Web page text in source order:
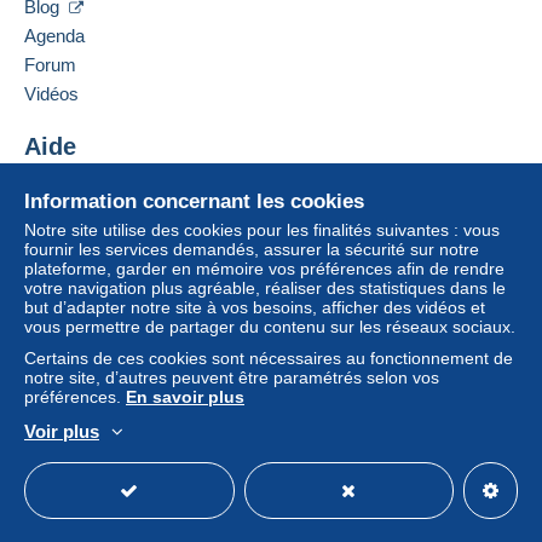
Un paiement ne passant pas par
paiement integré au site
vendeur à l’acheteur. Un achat non payé peut
entraîner des conséquences au niveau du compte
Si les conditions de vente du vendeur comportent
considérer comme nulles et non avenues. Les
conditions de paiement du site Delcampe, telles
que définies dans lesconditions d’utilisation , sont
les seules applicables.
Les achats doivent être payés dans les 14 jours
vendeur.
Garantie :
Droit de rétractation
l’acheteur.
Pour connaître les délais de retour et de
remboursement du lot, consultez les
conditions
Ajouter ce vendeur aux favoris
Information concernant les cookies
Notre site utilise des cookies pour les finalités suivantes : vous
fournir les services demandés, assurer la sécurité sur notre
plateforme, garder en mémoire vos préférences afin de rendre
votre navigation plus agréable, réaliser des statistiques dans le
but d’adapter notre site à vos besoins, afficher des vidéos et
vous permettre de partager du contenu sur les réseaux sociaux.
Certains de ces cookies sont nécessaires au fonctionnement de
notre site, d’autres peuvent être paramétrés selon vos
préférences. En savoir plus
Voir plus
Blog
Agenda
Forum
Vidéos
Aide
Acheter sur Delcampe
Vendre sur Delcampe
Un site sécurisé